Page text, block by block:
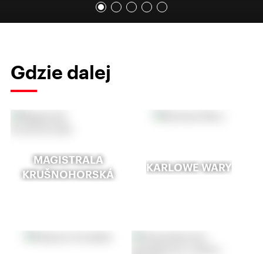
Gdzie dalej
MAGISTRALA
KRUŠNOHORSKÁ
KARLOWE WARY